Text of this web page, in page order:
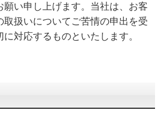
い申し上げます。当社は、お客
扱いについてご苦情の申出を受
対応するものといたします。